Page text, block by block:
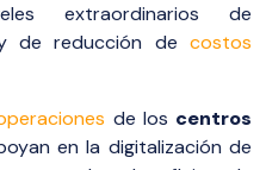
extraordinarios de
de reducción de costos
de los centros
en la digitalización de